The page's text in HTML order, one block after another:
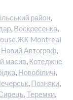
район,
, Воскресенка,
,ЖК Montreal
Автограф,
масив, Котеджне
, Новобіличі,
, Позняки,
,Теремки,